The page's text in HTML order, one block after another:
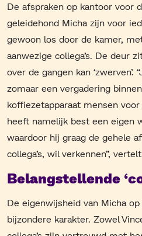
De afspraken op kantoor voor
geleidehond Micha zijn voor
gewoon los door de kamer,
aanwezige collega’s. De deur
over de gangen kan
zomaar een vergadering
koffiezetapparaat mensen
heeft namelijk best een eigen
waardoor hij graag de gehele
collega’s, wil verkennen”,
Belangstellende
De eigenwijsheid van Micha
bijzondere karakter. Zowel